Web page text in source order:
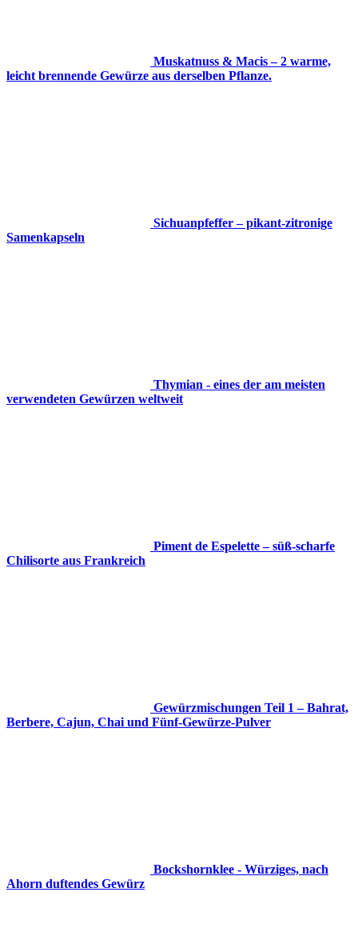
Muskatnuss & Macis – 2 warme,
leicht brennende Gewürze aus derselben Pflanze.
Sichuanpfeffer – pikant-zitronige
Samenkapseln
Thymian - eines der am meisten
verwendeten Gewürzen weltweit
Piment de Espelette – süß-scharfe
Chilisorte aus Frankreich
Gewürzmischungen Teil 1 – Bahrat,
Berbere, Cajun, Chai und Fünf-Gewürze-Pulver
Bockshornklee - Würziges, nach
Ahorn duftendes Gewürz